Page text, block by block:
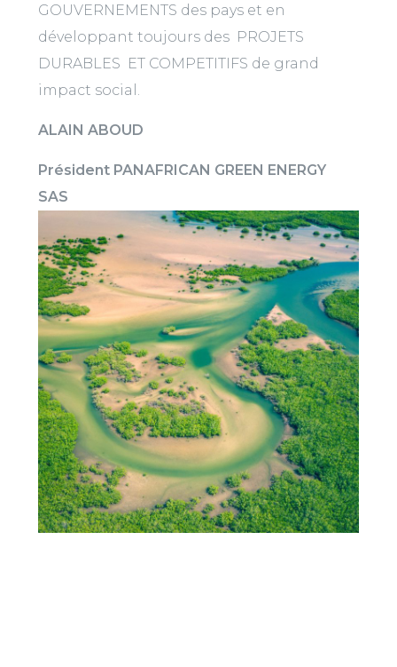
GOUVERNEMENTS des pays et en
développant toujours des PROJETS
DURABLES ET COMPETITIFS de grand
impact social.
ALAIN ABOUD
Président PANAFRICAN GREEN ENERGY
SAS